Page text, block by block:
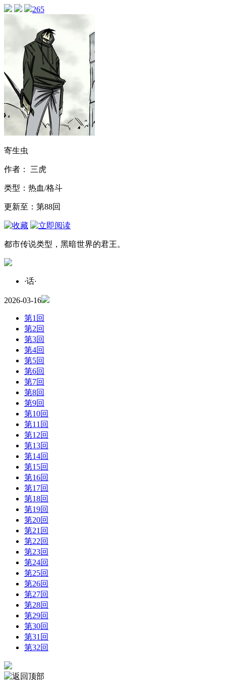
265
寄生虫
作者： 三虎
类型：热血/格斗
更新至：第88回
都市传说类型，黑暗世界的君王。
·话·
2026-03-16
第1回
第2回
第3回
第4回
第5回
第6回
第7回
第8回
第9回
第10回
第11回
第12回
第13回
第14回
第15回
第16回
第17回
第18回
第19回
第20回
第21回
第22回
第23回
第24回
第25回
第26回
第27回
第28回
第29回
第30回
第31回
第32回